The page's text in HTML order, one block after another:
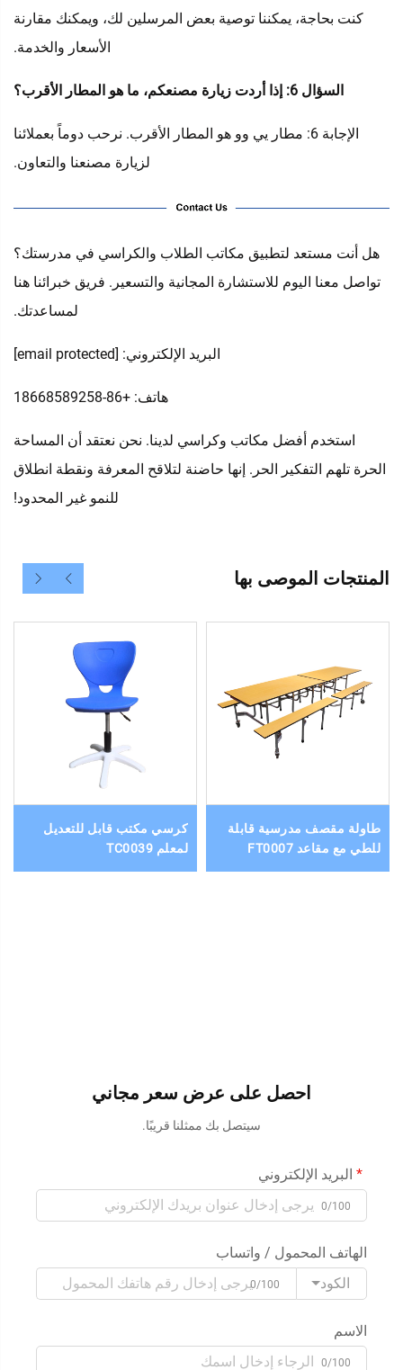
كنت بحاجة، يمكننا توصية بعض المرسلين لك، ويمكنك مقارنة
الأسعار والخدمة.
السؤال 6: إذا أردت زيارة مصنعكم، ما هو المطار الأقرب؟
الإجابة 6: مطار يي وو هو المطار الأقرب. نرحب دوماً بعملائنا
لزيارة مصنعنا والتعاون.
هل أنت مستعد لتطبيق مكاتب الطلاب والكراسي في مدرستك؟
تواصل معنا اليوم للاستشارة المجانية والتسعير. فريق خبرائنا هنا
لمساعدتك.
البريد الإلكتروني: [email protected]
هاتف: +86-18668589258
استخدم أفضل مكاتب وكراسي لدينا. نحن نعتقد أن المساحة
الحرة تلهم التفكير الحر. إنها حاضنة لتلاقح المعرفة ونقطة انطلاق
للنمو غير المحدود!
المنتجات الموصى بها
طاولة مقصف مدرسية قابلة
للطي مع مقاعد FT0007
كرسي مكتب قابل للتعديل
لمعلم TC0039
احصل على عرض سعر مجاني
سيتصل بك ممثلنا قريبًا.
البريد الإلكتروني
0/100
الهاتف المحمول / واتساب
الكود
0/100
الاسم
0/100